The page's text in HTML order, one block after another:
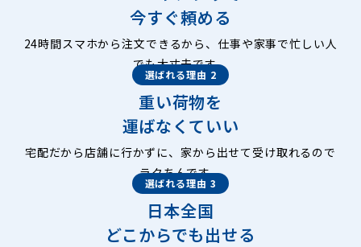
今すぐ頼める
24時間スマホから注文できるから、仕事や家事で忙しい人
でも大丈夫です。
選ばれる理由 2
重い荷物を
運ばなくていい
宅配だから店舗に行かずに、家から出せて受け取れるので
ラクちんです。
選ばれる理由 3
日本全国
どこからでも出せる